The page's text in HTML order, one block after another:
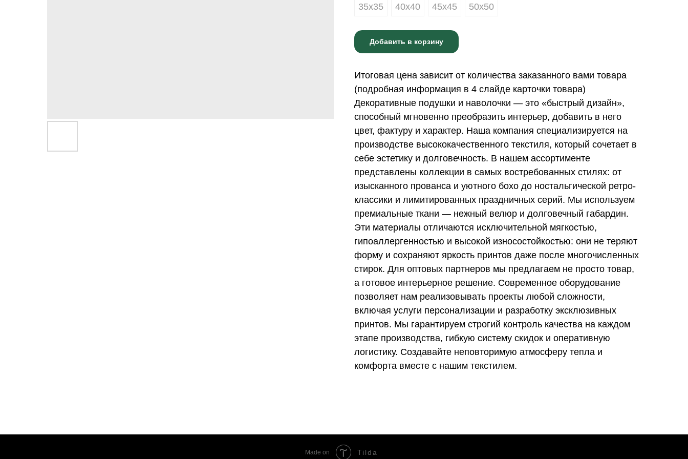
35х35
40х40 45х45 50х50
Добавить в корзину
Итоговая цена зависит от количества заказанного вами товара
(подробная информация в 4 слайде карточки товара)
Декоративные подушки и наволочки — это «быстрый дизайн»,
способный мгновенно преобразить интерьер, добавить в него
цвет, фактуру и характер. Наша компания специализируется на
производстве высококачественного текстиля, который сочетает в
себе эстетику и долговечность. В нашем ассортименте
представлены коллекции в самых востребованных стилях: от
изысканного прованса и уютного бохо до ностальгической ретро-
классики и лимитированных праздничных серий. Мы используем
премиальные ткани — нежный велюр и долговечный габардин.
Эти материалы отличаются исключительной мягкостью,
гипоаллергенностью и высокой износостойкостью: они не теряют
форму и сохраняют яркость принтов даже после многочисленных
стирок. Для оптовых партнеров мы предлагаем не просто товар,
а готовое интерьерное решение. Современное оборудование
позволяет нам реализовывать проекты любой сложности,
включая услуги персонализации и разработку эксклюзивных
принтов. Мы гарантируем строгий контроль качества на каждом
этапе производства, гибкую систему скидок и оперативную
логистику. Создавайте неповторимую атмосферу тепла и
комфорта вместе с нашим текстилем.
Made on Tilda